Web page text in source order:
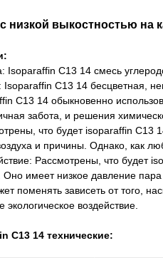
низкой выкостностью на
C13 14 смесь
Isoparaffin C13 14 бесцветная,
C13 14 обыкновенно
забота, и решения
что будет isoparaffin C13
и причины. Однако, как
Рассмотрены, что будет
имеет низкое давление
поменять зависеть от того,
воздействие.
C13 14 технические: